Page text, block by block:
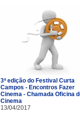
3ª edição do Festival Curta
Campos - Encontros Fazer
Cinema - Chamada Oficina
Cinema
13/04/2017